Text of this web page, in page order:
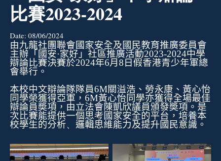
比賽2023-2024
Date: 08/06/2024
由九龍社團聯會國家安全及國民教育推廣委員會
主辦「國安·家好」社區推廣活動2023-2024中學
辯論比賽決賽於2024年6月8日假香港青少年軍總
會舉行。
本校中文辯論隊隊員6M關溢浩、勞永康、黃心怡
同學榮獲得亞軍，6M黃心怡同學亦獲得全場最佳
辯論員奬項 ，由立法會陳凱欣議員頒發奬項。是
次 比賽能提供一個思考國家安全的平台，培養本
校學生的分析、 邏輯思維能力及提升國民意識。